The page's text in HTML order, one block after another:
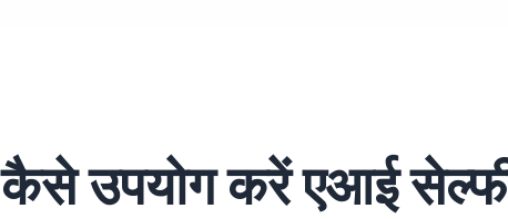
कैसे उपयोग करेंएआई